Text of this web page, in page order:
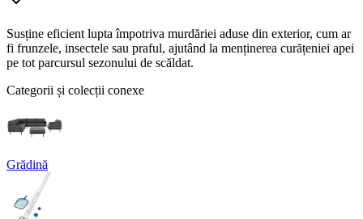
Susține eficient lupta împotriva murdăriei aduse din exterior, cum ar
fi frunzele, insectele sau praful, ajutând la menținerea curățeniei apei
pe tot parcursul sezonului de scăldat.
Categorii și colecții conexe
Grădină